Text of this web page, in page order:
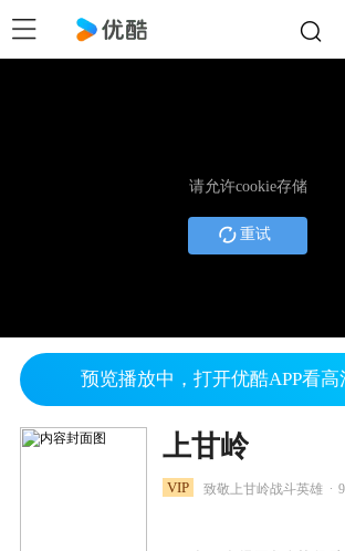
请允许cookie存储
重试
预览播放中，打开优酷APP看高
上甘岭
VIP 致敬上甘岭战斗英雄